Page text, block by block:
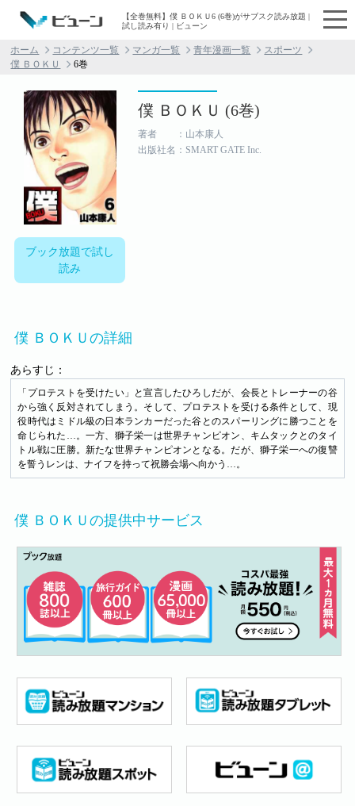
【全巻無料】僕 ＢＯＫＵ6 (6巻)がサブスク読み放題 |
試し読み有り | ビューン
ホーム コンテンツ一覧 マンガ一覧 青年漫画一覧
スポーツ
僕 ＢＯＫＵ
6巻
ブック放題で試し
読み
僕 ＢＯＫＵ (6巻)
著者 ：山本康人
出版社名：SMART GATE Inc.
僕 ＢＯＫＵの詳細
あらすじ：
「プロテストを受けたい」と宣言したひろしだが、会長とトレーナーの谷
から強く反対されてしまう。そして、プロテストを受ける条件として、現
役時代はミドル級の日本ランカーだった谷とのスパーリングに勝つことを
命じられた…。一方、獅子栄一は世界チャンピオン、キムタックとのタイ
トル戦に圧勝。新たな世界チャンピオンとなる。だが、獅子栄一への復讐
を誓うレンは、ナイフを持って祝勝会場へ向かう…。
僕 ＢＯＫＵの提供中サービス